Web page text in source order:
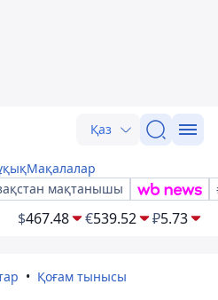
Қаз
Мақалалар
мақтанышы
$467.48 €539.52 ₽5.73
Қоғам тынысы